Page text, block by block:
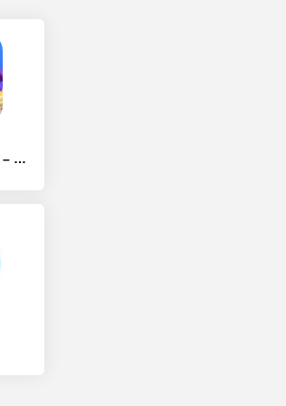
Idle Wizard School – Ассамблея Волшебников